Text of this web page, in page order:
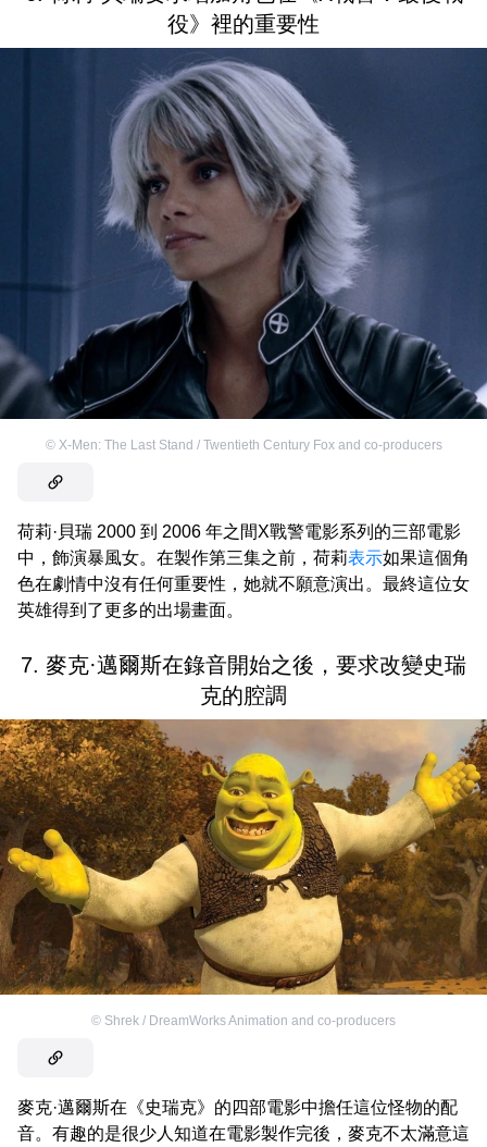
役》裡的重要性
© X-Men: The Last Stand / Twentieth Century Fox and co-producers
荷莉·貝瑞 2000 到 2006 年之間X戰警電影系列的三部電影
中，飾演暴風女。在製作第三集之前，荷莉表示如果這個角
色在劇情中沒有任何重要性，她就不願意演出。最終這位女
英雄得到了更多的出場畫面。
7. 麥克·邁爾斯在錄音開始之後，要求改變史瑞
克的腔調
© Shrek / DreamWorks Animation and co-producers
麥克·邁爾斯在《史瑞克》的四部電影中擔任這位怪物的配
音。有趣的是很少人知道在電影製作完後，麥克不太滿意這